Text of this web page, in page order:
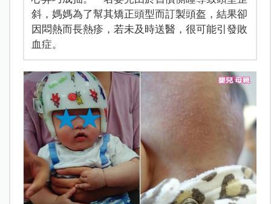
斜，媽媽為了幫其矯正頭型而訂製頭盔，結果卻
因悶熱而長熱疹，若未及時送醫，很可能引發敗
血症。